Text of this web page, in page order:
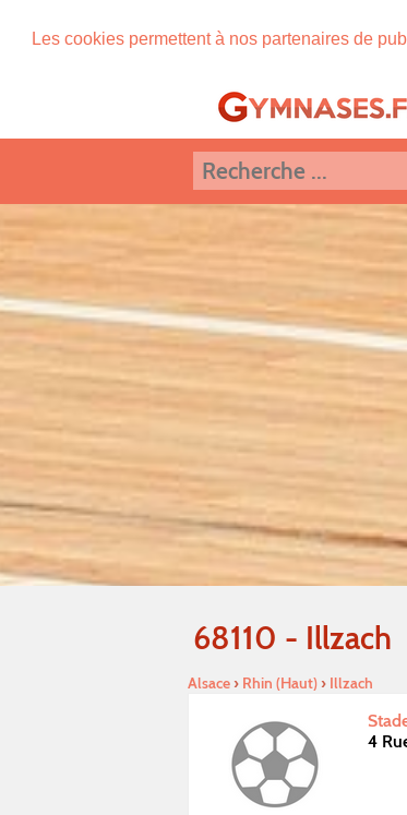
Les cookies permettent à nos partenaires de
68110 - Illzach
Alsace› Rhin (Haut)› Illzach
4